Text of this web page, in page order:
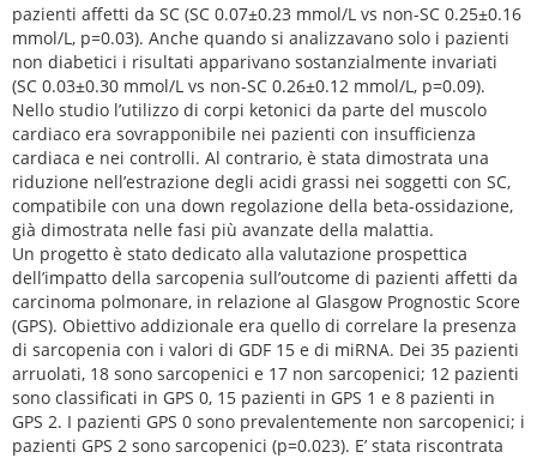
pazienti affetti da SC (SC 0.07±0.23 mmol/L vs non-SC 0.25±0.16
mmol/L, p=0.03). Anche quando si analizzavano solo i pazienti
non diabetici i risultati apparivano sostanzialmente invariati
(SC 0.03±0.30 mmol/L vs non-SC 0.26±0.12 mmol/L, p=0.09).
Nello studio l’utilizzo di corpi ketonici da parte del muscolo
cardiaco era sovrapponibile nei pazienti con insufficienza
cardiaca e nei controlli. Al contrario, è stata dimostrata una
riduzione nell’estrazione degli acidi grassi nei soggetti con SC,
compatibile con una down regolazione della beta-ossidazione,
già dimostrata nelle fasi più avanzate della malattia.
Un progetto è stato dedicato alla valutazione prospettica
dell’impatto della sarcopenia sull’outcome di pazienti affetti da
carcinoma polmonare, in relazione al Glasgow Prognostic Score
(GPS). Obiettivo addizionale era quello di correlare la presenza
di sarcopenia con i valori di GDF 15 e di miRNA. Dei 35 pazienti
arruolati, 18 sono sarcopenici e 17 non sarcopenici; 12 pazienti
sono classificati in GPS 0, 15 pazienti in GPS 1 e 8 pazienti in
GPS 2. I pazienti GPS 0 sono prevalentemente non sarcopenici; i
pazienti GPS 2 sono sarcopenici (p=0.023). E’ stata riscontrata